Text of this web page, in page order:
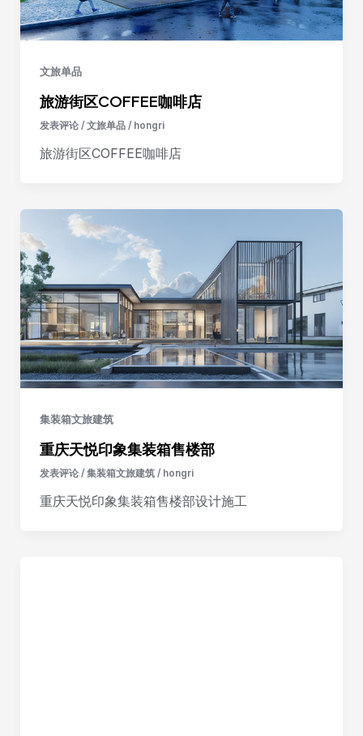
文旅单品
旅游街区COFFEE咖啡店
发表评论 / 文旅单品/ hongri
旅游街区COFFEE咖啡店
集装箱文旅建筑
重庆天悦印象集装箱售楼部
发表评论 / 集装箱文旅建筑/ hongri
重庆天悦印象集装箱售楼部设计施工